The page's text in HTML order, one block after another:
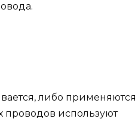
либо применяются
используют